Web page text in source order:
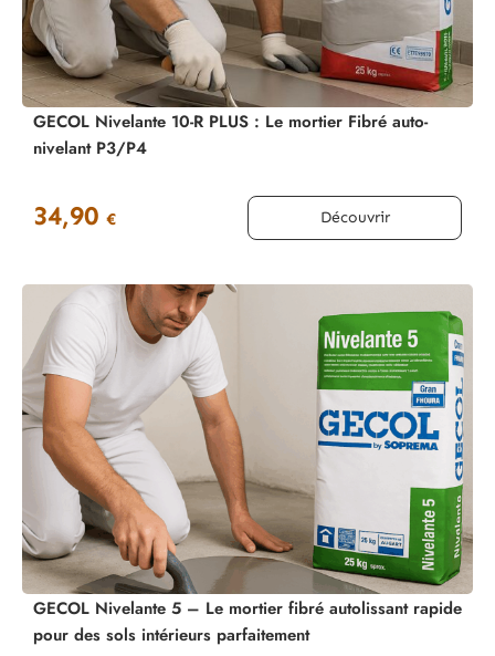
GECOL Nivelante 10-R PLUS : Le mortier Fibré auto-
nivelant P3/P4
34,90 € Découvrir
GECOL Nivelante 5 – Le mortier fibré autolissant rapide
pour des sols intérieurs parfaitement